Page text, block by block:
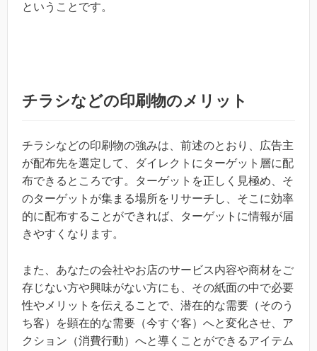
ということです。
チラシなどの印刷物のメリット
チラシなどの印刷物の強みは、前述のとおり、広告主
が配布先を選定して、ダイレクトにターゲット層に配
布できるところです。ターゲットを正しく見極め、そ
のターゲットが集まる場所をリサーチし、そこに効率
的に配布することができれば、ターゲットに情報が届
きやすくなります。
また、あなたの会社やお店のサービス内容や商材をご
存じない方や興味がない方にも、その紙面の中で必要
性やメリットを伝えることで、潜在的な需要（そのう
ち客）を顕在的な需要（今すぐ客）へと変化させ、ア
クション（消費行動）へと導くことができるアイテム